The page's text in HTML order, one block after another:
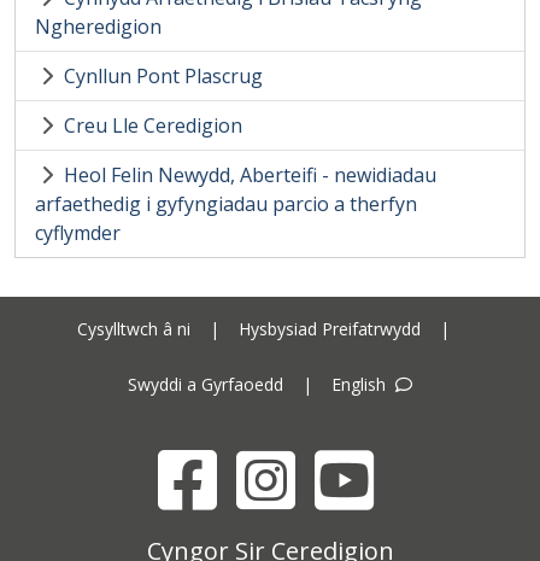
Ngheredigion
Cynllun Pont Plascrug
Creu Lle Ceredigion
Heol Felin Newydd, Aberteifi - newidiadau
arfaethedig i gyfyngiadau parcio a therfyn
cyflymder
Cysylltwch â ni | Hysbysiad Preifatrwydd |
Swyddi a Gyrfaoedd | English
FacebookInstagramYouTube
Cyngor Sir Ceredigion addressCyngor Sir Ceredigion